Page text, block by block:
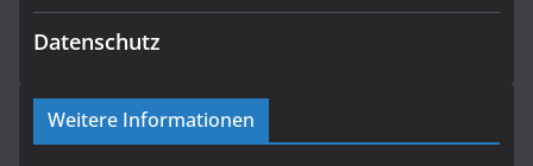
Datenschutz
Weitere Informationen